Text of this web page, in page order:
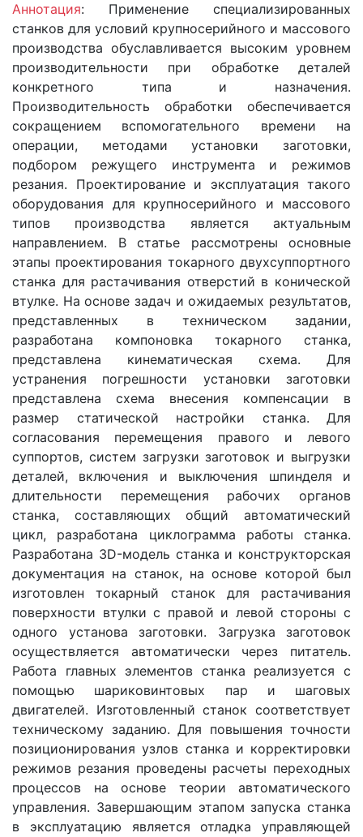
Аннотация: Применение специализированных
станков для условий крупносерийного и массового
производства обуславливается высоким уровнем
производительности при обработке деталей
конкретного типа и назначения.
Производительность обработки обеспечивается
сокращением вспомогательного времени на
операции, методами установки заготовки,
подбором режущего инструмента и режимов
резания. Проектирование и эксплуатация такого
оборудования для крупносерийного и массового
типов производства является актуальным
направлением. В статье рассмотрены основные
этапы проектирования токарного двухсуппортного
станка для растачивания отверстий в конической
втулке. На основе задач и ожидаемых результатов,
представленных в техническом задании,
разработана компоновка токарного станка,
представлена кинематическая схема. Для
устранения погрешности установки заготовки
представлена схема внесения компенсации в
размер статической настройки станка. Для
согласования перемещения правого и левого
суппортов, систем загрузки заготовок и выгрузки
деталей, включения и выключения шпинделя и
длительности перемещения рабочих органов
станка, составляющих общий автоматический
цикл, разработана циклограмма работы станка.
Разработана 3D-модель станка и конструкторская
документация на станок, на основе которой был
изготовлен токарный станок для растачивания
поверхности втулки с правой и левой стороны с
одного установа заготовки. Загрузка заготовок
осуществляется автоматически через питатель.
Работа главных элементов станка реализуется с
помощью шариковинтовых пар и шаговых
двигателей. Изготовленный станок соответствует
техническому заданию. Для повышения точности
позиционирования узлов станка и корректировки
режимов резания проведены расчеты переходных
процессов на основе теории автоматического
управления. Завершающим этапом запуска станка
в эксплуатацию является отладка управляющей